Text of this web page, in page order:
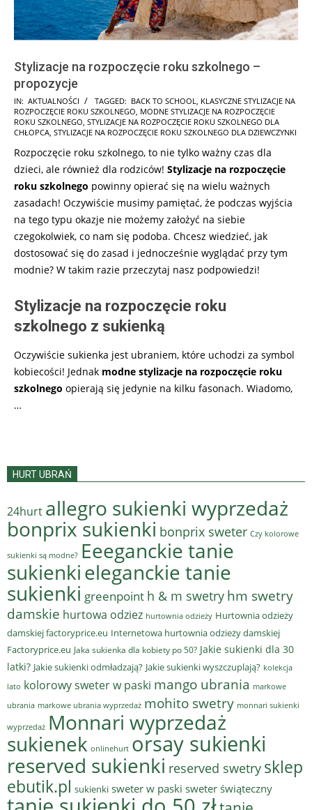
Stylizacje na rozpoczęcie roku szkolnego –
propozycje
2025-
08-
04
IN: AKTUALNOŚCI TAGGED: BACK TO SCHOOL
KLASYCZNE STYLIZACJE NA
ROZPOCZĘCIE ROKU SZKOLNEGO MODNE STYLIZACJE NA ROZPOCZĘCIE
ROKU SZKOLNEGO STYLIZACJE NA ROZPOCZĘCIE ROKU SZKOLNEGO DLA
CHŁOPCA STYLIZACJE NA ROZPOCZĘCIE ROKU SZKOLNEGO DLA DZIEWCZYNKI
Rozpoczęcie roku szkolnego, to nie tylko ważny czas dla
dzieci, ale również dla rodziców! Stylizacje na rozpoczęcie
roku szkolnego powinny opierać się na wielu ważnych
zasadach! Oczywiście musimy pamiętać, że podczas wyjścia
na tego typu okazje nie możemy założyć na siebie
czegokolwiek, co nam się podoba. Chcesz wiedzieć, jak
dostosować się do zasad i jednocześnie wyglądać przy tym
modnie? W takim razie przeczytaj nasz podpowiedzi!
Stylizacje na rozpoczęcie roku
szkolnego z sukienką
Oczywiście sukienka jest ubraniem, które uchodzi za symbol
kobiecości! Jednak modne stylizacje na rozpoczęcie roku
szkolnego opierają się jedynie na kilku fasonach. Wiadomo,
…
HURT UBRAŃ
24hurt allegro sukienki wyprzedaż
bonprix sukienki bonprix sweter Czy kolorowe
sukienki są modne? Eeeganckie tanie
sukienkieleganckie tanie
sukienki greenpoint h & m swetry hm swetry
damskie hurtowa odziez hurtownia odzieży Hurtownia odzieży
damskiej factoryprice.eu Internetowa hurtownia odzieży damskiej
Factoryprice.eu Jaka sukienka dla kobiety po 50? Jakie sukienki dla 30
latki? Jakie sukienki odmładzają? Jakie sukienki wyszczuplają? kolekcja
lato kolorowy sweter w paski mango ubrania markowe
ubrania markowe ubrania wyprzedaż mohito swetry monnari sukienki
wyprzedaż Monnari wyprzedaż
sukienek onlinehurt orsay sukienki
reserved sukienki reserved swetry sklep
ebutik.pl sukienki sweter w paski sweter świąteczny